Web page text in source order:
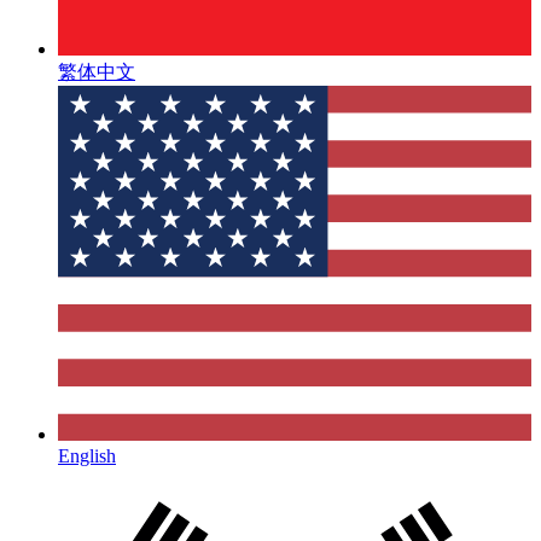
繁体中文
English